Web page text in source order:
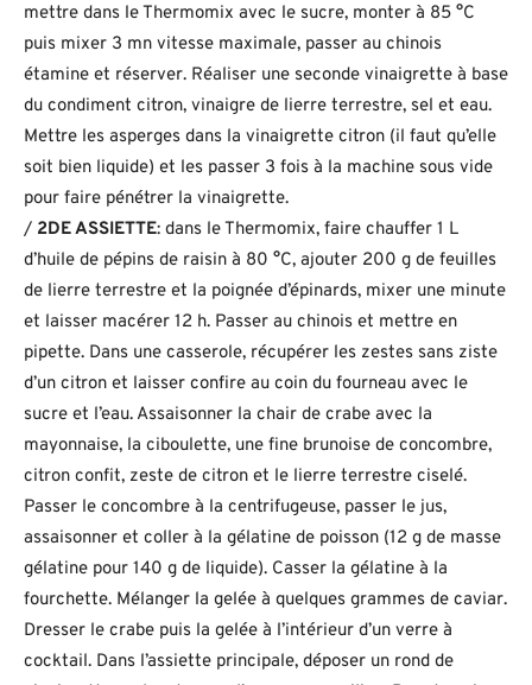
mettre dans le Thermomix avec le sucre, monter à 85 °C
puis mixer 3 mn vitesse maximale, passer au chinois
étamine et réserver. Réaliser une seconde vinaigrette à base
du condiment citron, vinaigre de lierre terrestre, sel et eau.
Mettre les asperges dans la vinaigrette citron (il faut qu’elle
soit bien liquide) et les passer 3 fois à la machine sous vide
pour faire pénétrer la vinaigrette.
/ 2DE ASSIETTE: dans le Thermomix, faire chauffer 1 L
d’huile de pépins de raisin à 80 °C, ajouter 200 g de feuilles
de lierre terrestre et la poignée d’épinards, mixer une minute
et laisser macérer 12 h. Passer au chinois et mettre en
pipette. Dans une casserole, récupérer les zestes sans ziste
d’un citron et laisser confire au coin du fourneau avec le
sucre et l’eau. Assaisonner la chair de crabe avec la
mayonnaise, la ciboulette, une fine brunoise de concombre,
citron confit, zeste de citron et le lierre terrestre ciselé.
Passer le concombre à la centrifugeuse, passer le jus,
assaisonner et coller à la gélatine de poisson (12 g de masse
gélatine pour 140 g de liquide). Casser la gélatine à la
fourchette. Mélanger la gelée à quelques grammes de caviar.
Dresser le crabe puis la gelée à l’intérieur d’un verre à
cocktail. Dans l’assiette principale, déposer un rond de